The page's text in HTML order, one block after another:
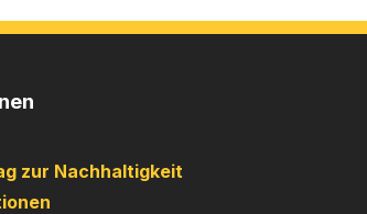
zur Nachhaltigkeit